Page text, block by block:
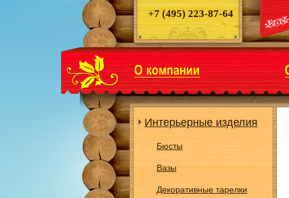
+7 (495) 223-87-64
Интерьерные изделия
Бюсты
Вазы
Декоративные тарелки